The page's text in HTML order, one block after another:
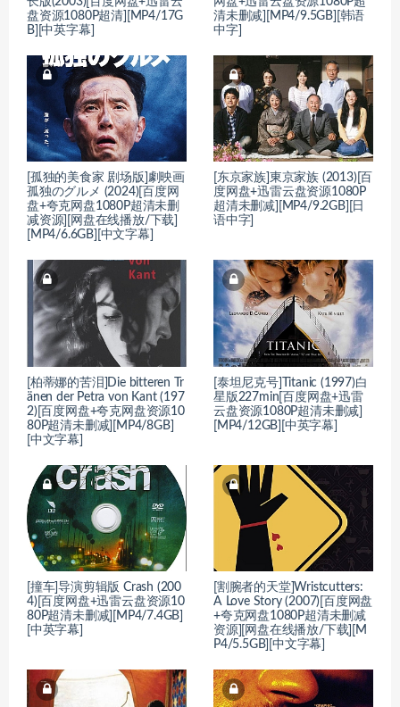
盘资源1080P超清][MP4/17G
B][中英字幕]
清未删减][MP4/9.5GB][韩语
中字]
[孤独的美食家 剧场版]劇映画
孤独のグルメ (2024)[百度网
盘+夸克网盘1080P超清未删
减资源][网盘在线播放/下载]
[MP4/6.6GB][中文字幕]
[东京家族]東京家族 (2013)[百
度网盘+迅雷云盘资源1080P
超清未删减][MP4/9.2GB][日
语中字]
[柏蒂娜的苦泪]Die bitteren Tr
änen der Petra von Kant (197
2)[百度网盘+夸克网盘资源10
80P超清未删减][MP4/8GB]
[中文字幕]
[泰坦尼克号]Titanic (1997)白
星版227min[百度网盘+迅雷
云盘资源1080P超清未删减]
[MP4/12GB][中英字幕]
[撞车]导演剪辑版 Crash (200
4)[百度网盘+迅雷云盘资源10
80P超清未删减][MP4/7.4GB]
[中英字幕]
[割腕者的天堂]Wristcutters:
A Love Story (2007)[百度网盘
+夸克网盘1080P超清未删减
资源][网盘在线播放/下载][M
P4/5.5GB][中文字幕]